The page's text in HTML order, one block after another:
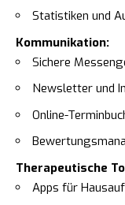
Statistiken und
Kommunikation:
Sichere
Newsletter und
Online-
Therapeutische
Apps für